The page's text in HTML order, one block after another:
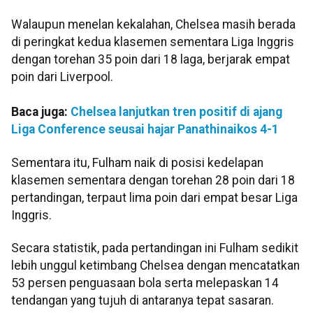
Walaupun menelan kekalahan, Chelsea masih berada
di peringkat kedua klasemen sementara Liga Inggris
dengan torehan 35 poin dari 18 laga, berjarak empat
poin dari Liverpool.
Baca juga: Chelsea lanjutkan tren positif di ajang
Liga Conference seusai hajar Panathinaikos 4-1
Sementara itu, Fulham naik di posisi kedelapan
klasemen sementara dengan torehan 28 poin dari 18
pertandingan, terpaut lima poin dari empat besar Liga
Inggris.
Secara statistik, pada pertandingan ini Fulham sedikit
lebih unggul ketimbang Chelsea dengan mencatatkan
53 persen penguasaan bola serta melepaskan 14
tendangan yang tujuh di antaranya tepat sasaran.